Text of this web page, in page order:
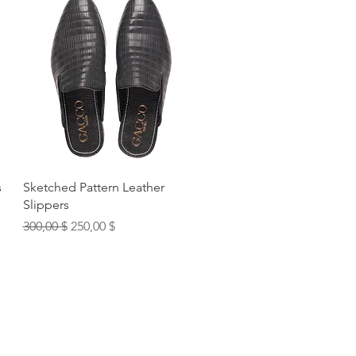
Быстрый просмотр
Sketched Pattern Leather
Slippers
Обычная цена
300,00 $ Цена со скидкой
250,00 $